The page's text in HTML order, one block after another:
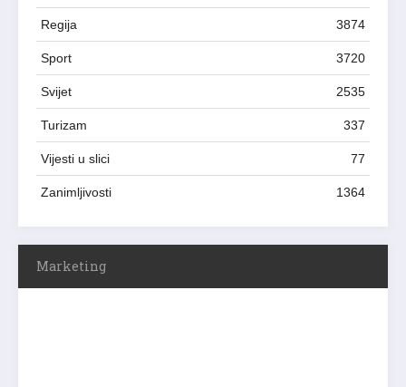
Regija 3874
Sport 3720
Svijet 2535
Turizam 337
Vijesti u slici 77
Zanimljivosti 1364
Marketing